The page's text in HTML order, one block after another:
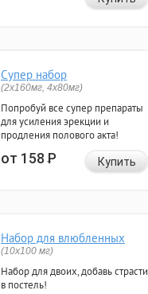
Супер набор
(2х160мг, 4х80мг)
Попробуй все супер препараты
для усиления эрекции и
продления полового акта!
от 158Р Купить
Набор для влюбленных
(10х100 мг)
Набор для двоих, добавь страсти
в постель!